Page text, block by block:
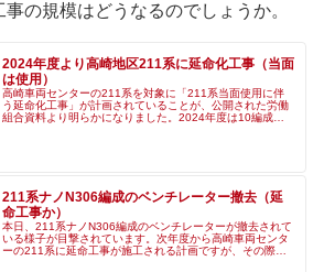
の規模はどうなるのでしょうか。
2024年度より高崎地区211系に延命化工事（当面
は使用）
高崎車両センターの211系を対象に「211系当面使用に伴
う延命化工事」が計画されていることが、公開された労働
組合資料より明らかになりました。2024年度は10編成が
211系ナノN306編成のベンチレーター撤去（延
命工事か）
本日、211系ナノN306編成のベンチレーターが撤去されて
いる様子が目撃されています。次年度から高崎車両センタ
ーの211系に延命工事が施工される計画ですが、その際に